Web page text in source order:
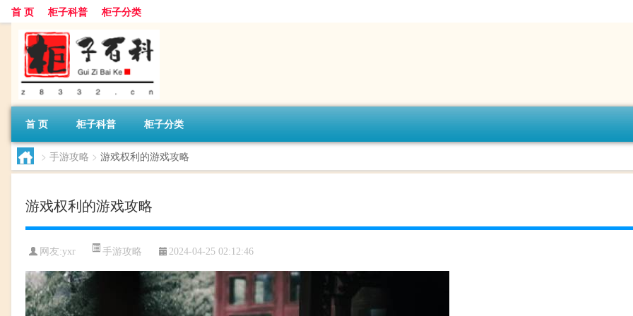
首 页 柜子科普 柜子分类
首 页 柜子科普 柜子分类
> 手游攻略 > 游戏权利的游戏攻略
游戏权利的游戏攻略
网友:yxr 手游攻略 2024-04-25 02:12:46